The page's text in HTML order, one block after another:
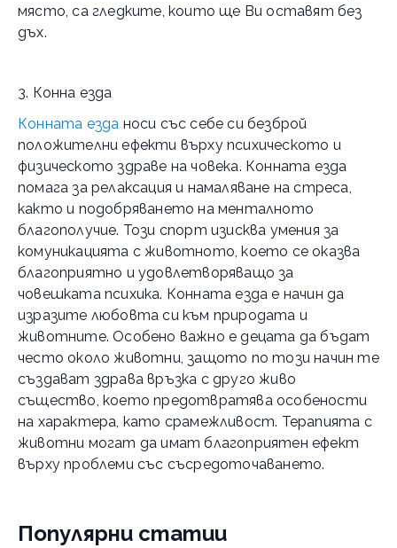
място, са гледките, които ще Ви оставят без
дъх.
3. Конна езда
Конната езда носи със себе си безброй
положителни ефекти върху психическото и
физическото здраве на човека. Конната езда
помага за релаксация и намаляване на стреса,
както и подобряването на менталното
благополучие. Този спорт изисква умения за
комуникацията с животното, което се оказва
благоприятно и удовлетворяващо за
човешката психика. Конната езда е начин да
изразите любовта си към природата и
животните. Особено важно е децата да бъдат
често около животни, защото по този начин те
създават здрава връзка с друго живо
същество, което предотвратява особености
на характера, като срамежливост. Терапията с
животни могат да имат благоприятен ефект
върху проблеми със съсредоточаването.
Популярни статии